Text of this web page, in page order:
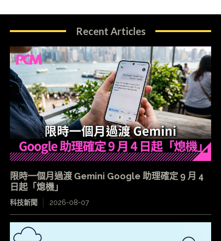
Recent Articles
限時一個月過渡 Gemini Google 助理確定 9 月 4
日起「熄機」
科技新聞 2026-08-07